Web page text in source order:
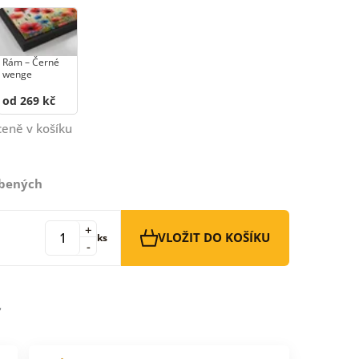
Rám –⁠⁠⁠⁠⁠⁠ Černé
wenge
od 269 kč
v košíku
-
+ ks VLOŽIT DO KOŠÍKU